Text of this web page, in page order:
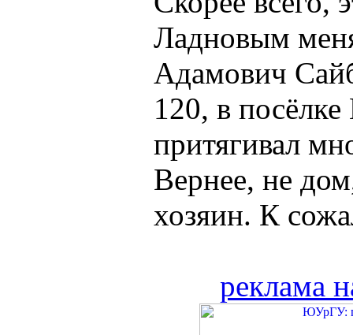
Ладновым
Адамович
120, в
притягивал
Вернее, не
хозяин. К
реклама